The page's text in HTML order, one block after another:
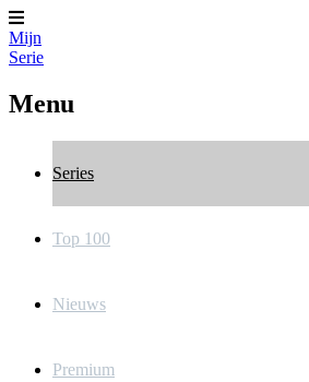
Mijn
Serie
Menu
Series
Top 100
Nieuws
Premium